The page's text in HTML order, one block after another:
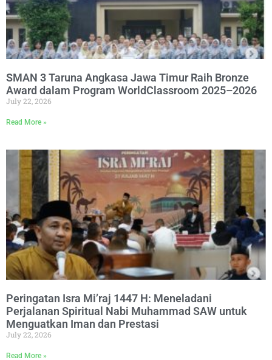
SMAN 3 Taruna Angkasa Jawa Timur Raih Bronze
Award dalam Program WorldClassroom 2025–2026
July 22, 2026
Read More »
Peringatan Isra Mi’raj 1447 H: Meneladani
Perjalanan Spiritual Nabi Muhammad SAW untuk
Menguatkan Iman dan Prestasi
July 22, 2026
Read More »